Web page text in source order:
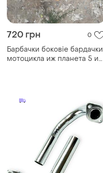
720 грн 0
Барбачки боковіе бардачки
мотоцикла иж планета 5 иж